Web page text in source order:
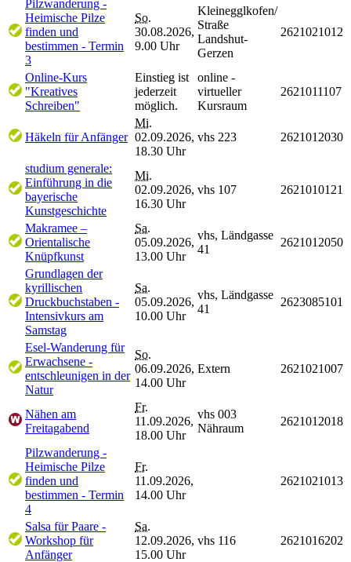
Pilzwanderung -
Heimische Pilze
finden und
bestimmen - Termin
3
So.
30.08.2026,
9.00 Uhr
Kleinegglkofen/
Straße
Landshut-
Gerzen
2621021012
Online-Kurs
"Kreatives
Schreiben"
Einstieg ist
jederzeit
möglich.
online -
virtueller
Kursraum
2621011107
Häkeln für Anfänger
Mi.
02.09.2026,
18.30 Uhr
vhs 223 2621012030
studium generale:
Einführung in die
bayerische
Kunstgeschichte
Mi.
02.09.2026,
16.30 Uhr
vhs 107 2621010121
Makramee –
Orientalische
Knüpfkunst
Sa.
05.09.2026,
13.00 Uhr
vhs, Ländgasse
41
2621012050
Grundlagen der
kyrillischen
Druckbuchstaben -
Intensivkurs am
Samstag
Sa.
05.09.2026,
10.00 Uhr
vhs, Ländgasse
41
2623085101
Esel-Wanderung für
Erwachsene -
entschleunigen in der
Natur
So.
06.09.2026,
14.00 Uhr
Extern 2621021007
Nähen am
Freitagabend
Fr.
11.09.2026,
18.00 Uhr
vhs 003
Nähraum
2621012018
Pilzwanderung -
Heimische Pilze
finden und
bestimmen - Termin
4
Fr.
11.09.2026,
14.00 Uhr
2621021013
Salsa für Paare -
Workshop für
Anfänger
Sa.
12.09.2026,
15.00 Uhr
vhs 116 2621016202